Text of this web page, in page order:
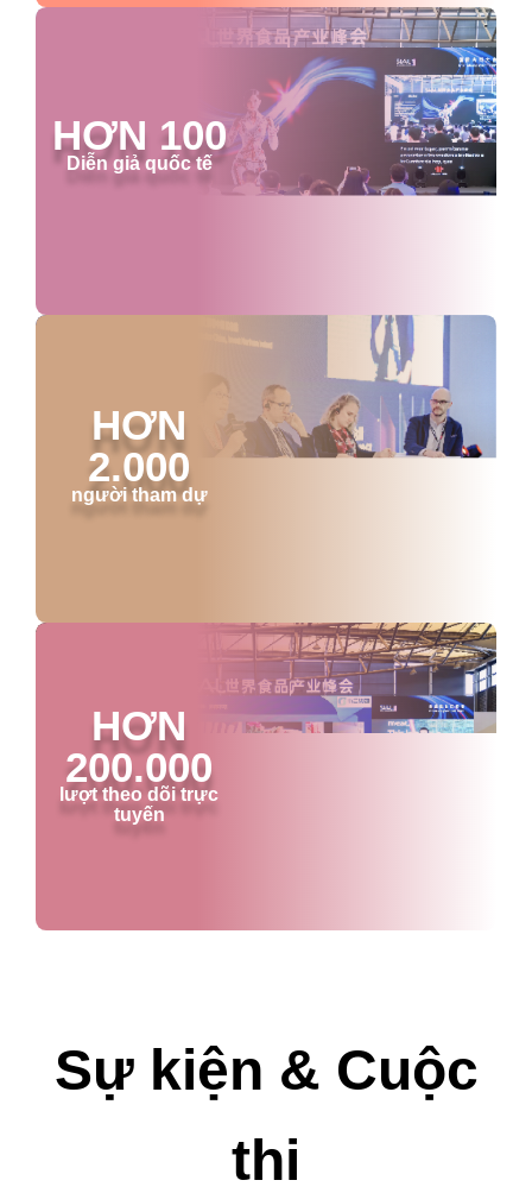
HƠN 100
Diễn giả quốc tế
HƠN
2.000
người tham dự
HƠN
200.000
lượt theo dõi trực
tuyến
Sự kiện & Cuộc
thi